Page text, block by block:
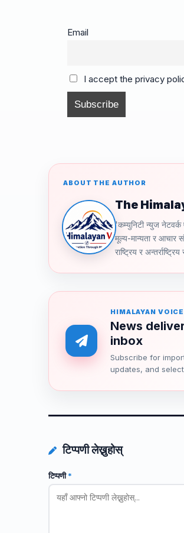
e
o
o
k
s
m
Email
I accept the privacy
ABOUT THE AUTHOR
The
'कम्युनिटी न्युज
मूल्य-मान्यता र आचार
राष्ट्रिय र
HIMALAYAN
News
inbox
Subscribe for
updates, and
टिप्पणी लेख्नुहोस्
टिप्पणी*